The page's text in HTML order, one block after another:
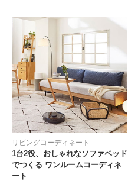
リビングコーディネート
1台2役、おしゃれなソファベッド
でつくる ワンルームコーディネ
ート